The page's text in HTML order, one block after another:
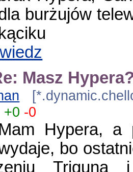
burżujów
kąciku
Masz
+0 -0
Hypera, a
bo